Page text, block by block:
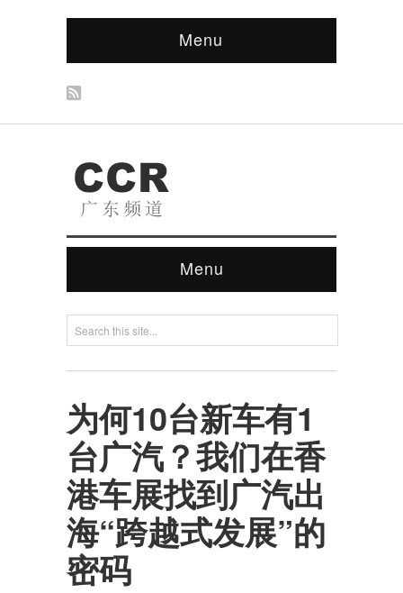
Menu
Menu
为何10台新车有1
台广汽？我们在香
港车展找到广汽出
海“跨越式发展”的
密码